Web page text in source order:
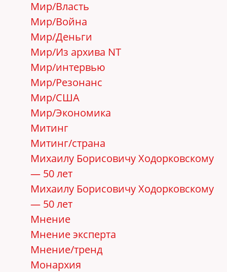
Мир/Власть
Мир/Война
Мир/Деньги
Мир/Из архива NT
Мир/интервью
Мир/Резонанс
Мир/США
Мир/Экономика
Митинг
Митинг/страна
Михаилу Борисовичу Ходорковскому
— 50 лет
Михаилу Борисовичу Ходорковскому
— 50 лет
Мнение
Мнение эксперта
Мнение/тренд
Монархия